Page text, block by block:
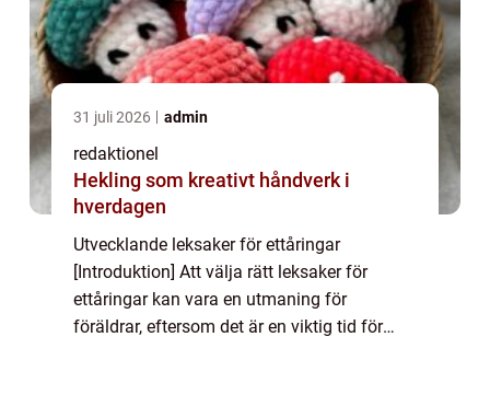
31 juli 2026 admin
redaktionel
Hekling som kreativt håndverk i
hverdagen
Utvecklande leksaker för ettåringar
[Introduktion] Att välja rätt leksaker för
ettåringar kan vara en utmaning för
föräldrar, eftersom det är en viktig tid för